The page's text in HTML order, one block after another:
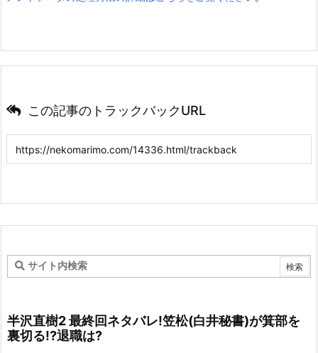
この記事のトラックバックURL
半沢直樹2 最終回ネタバレ!笠松(白井秘書)が箕部を
裏切る!?退職は?